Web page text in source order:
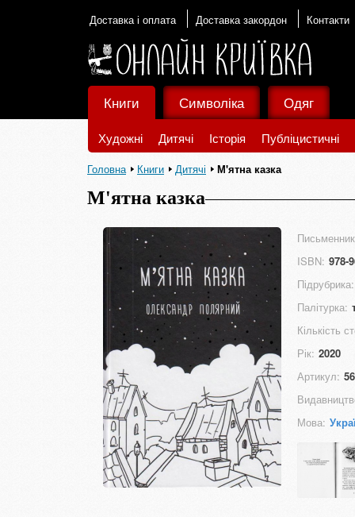
Доставка і оплата Доставка закордон Контакти
Книги
Художні Дитячі Історія Публіцистичні
Символіка Одяг
Головна Книги Дитячі М'ятна казка
М'ятна казка
ISBN: 978-
Підрубрика:
Палітурка:
Кількість
Рік: 2020
Артикул:
Мова: